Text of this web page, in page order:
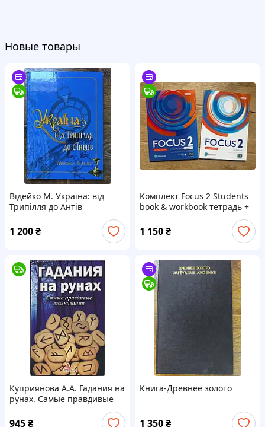
Новые товары
Відейко М. Україна: від
Трипілля до Антів
1 200₴
Комплект Focus 2 Students
book & workbook тетрадь +
1 150₴
Куприянова А.А. Гадания на
рунах. Самые правдивые
945₴
Книга-Древнее золото
1 350₴